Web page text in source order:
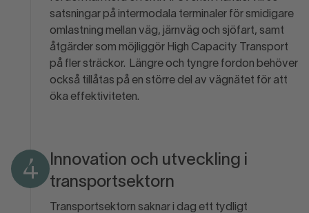
satsningar på intermodala terminaler för smidigare
omlastning mellan väg, järnväg och sjöfart, samt
åtgärder som möjliggör High Capacity Transport
på fler sträckor. Längre och tyngre fordon behöver
också tillåtas på en större del av vägnätet för att
öka effektiviteten.
4
Innovation och utveckling i
transportsektorn
Transportsektorn saknar i dag ett tydligt